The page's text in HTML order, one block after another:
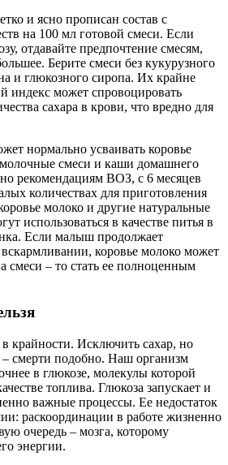
и ясно прописан состав с
на 100 мл готовой смеси. Если
отдавайте предпочтение смесям,
Берите смеси без кукурузного
и глюкозного сиропа. Их крайне
индекс может спровоцировать
сахара в крови, что вредно для
нормально усваивать коровье
смеси и каши домашнего
рекомендациям ВОЗ, с 6 месяцев
количествах для приготовления
молоко и другие натуральные
использоваться в качестве питья в
Если малыш продолжает
коровье молоко может
смеси – то стать ее полноценным
крайности. Исключить сахар, но
смерти подобно. Наш организм
в глюкозе, молекулы которой
топлива. Глюкоза запускает и
важные процессы. Ее недостаток
раскоординации в работе жизненно
очередь – мозга, которому
энергии.